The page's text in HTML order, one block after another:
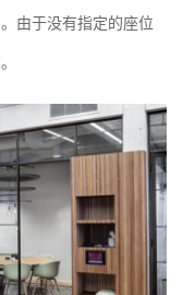
由于没有指定的座位